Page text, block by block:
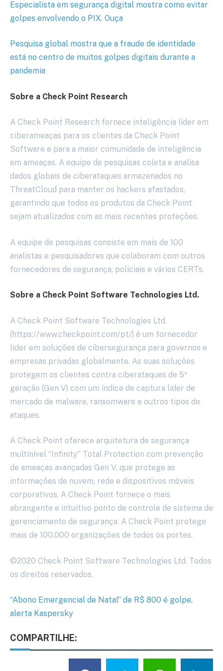
Especialista em segurança digital mostra como evitar
golpes envolvendo o PIX. Ouça
Pesquisa global mostra que a fraude de identidade
está no centro de muitos golpes digitais durante a
pandemia
Sobre a Check Point Research
A Check Point Research fornece inteligência líder em
ciberameaças para os clientes da Check Point
Software e para a maior comunidade de inteligência
em ameaças. A equipe de pesquisas coleta e analisa
dados globais de ciberataques armazenados no
ThreatCloud para manter os hackers afastados,
garantindo que todos os produtos da Check Point
sejam atualizados com as mais recentes proteções.
A equipe de pesquisas consiste em mais de 100
analistas e pesquisadores que colaboram com outros
fornecedores de segurança, policiais e vários CERTs.
Sobre a Check Point Software Technologies Ltd.
A Check Point Software Technologies Ltd.
(https://www.checkpoint.com/pt/) é um fornecedor
líder em soluções de cibersegurança para governos e
empresas privadas globalmente. As suas soluções
protegem os clientes contra ciberataques de 5ª
geração (Gen V) com um índice de captura líder de
mercado de malware, ransomware e outros tipos de
ataques.
A Check Point oferece arquitetura de segurança
multinível “Infinity” Total Protection com prevenção
de ameaças avançadas Gen V, que protege as
informações de nuvem, rede e dispositivos móveis
corporativos. A Check Point fornece o mais
abrangente e intuitivo ponto de controle de sistema de
gerenciamento de segurança. A Check Point protege
mais de 100.000 organizações de todos os portes.
©2020 Check Point Software Technologies Ltd. Todos
os direitos reservados.
“Abono Emergencial de Natal” de R$ 800 é golpe,
alerta Kaspersky
COMPARTILHE: